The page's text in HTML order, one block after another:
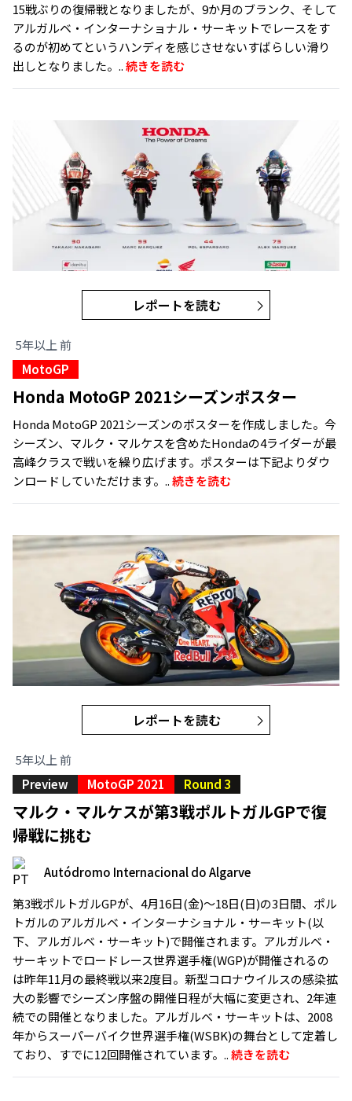
15戦ぶりの復帰戦となりましたが、9か月のブランク、そして
アルガルベ・インターナショナル・サーキットでレースをす
るのが初めてというハンディを感じさせないすばらしい滑り
出しとなりました。..続きを読む
レポートを読む
5年以上 前
MotoGP
Honda MotoGP 2021シーズンポスター
Honda MotoGP 2021シーズンのポスターを作成しました。今
シーズン、マルク・マルケスを含めたHondaの4ライダーが最
高峰クラスで戦いを繰り広げます。ポスターは下記よりダウ
ンロードしていただけます。..続きを読む
レポートを読む
5年以上 前
Preview
MotoGP 2021 Round 3
マルク・マルケスが第3戦ポルトガルGPで復
帰戦に挑む
Autódromo Internacional do Algarve
第3戦ポルトガルGPが、4月16日(金)～18日(日)の3日間、ポル
トガルのアルガルベ・インターナショナル・サーキット(以
下、アルガルベ・サーキット)で開催されます。アルガルベ・
サーキットでロードレース世界選手権(WGP)が開催されるの
は昨年11月の最終戦以来2度目。新型コロナウイルスの感染拡
大の影響でシーズン序盤の開催日程が大幅に変更され、2年連
続での開催となりました。アルガルベ・サーキットは、2008
年からスーパーバイク世界選手権(WSBK)の舞台として定着し
ており、すでに12回開催されています。..続きを読む